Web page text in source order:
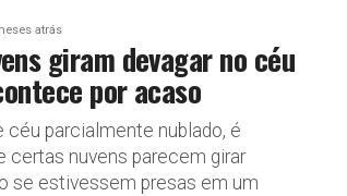
atrás
giram devagar no céu
por acaso
céu parcialmente nublado, é
certas nuvens parecem girar
se estivessem presas em um